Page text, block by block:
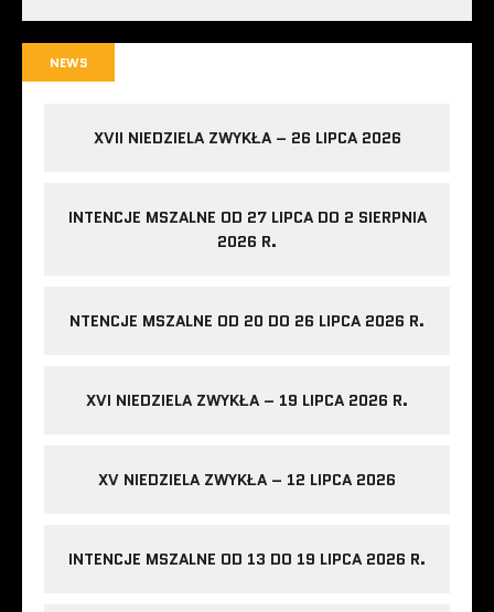
NEWS
XVII NIEDZIELA ZWYKŁA – 26 LIPCA 2026
INTENCJE MSZALNE OD 27 LIPCA DO 2 SIERPNIA
2026 R.
NTENCJE MSZALNE OD 20 DO 26 LIPCA 2026 R.
XVI NIEDZIELA ZWYKŁA – 19 LIPCA 2026 R.
XV NIEDZIELA ZWYKŁA – 12 LIPCA 2026
INTENCJE MSZALNE OD 13 DO 19 LIPCA 2026 R.